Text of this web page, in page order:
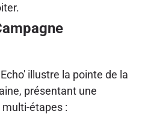
illustre la pointe de la
présentant une
étapes :